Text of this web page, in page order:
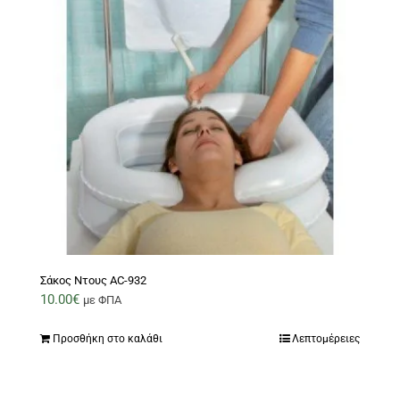
Σάκος Ντους AC-932
10.00€ με ΦΠΑ
Προσθήκη στο καλάθι Λεπτομέρειες